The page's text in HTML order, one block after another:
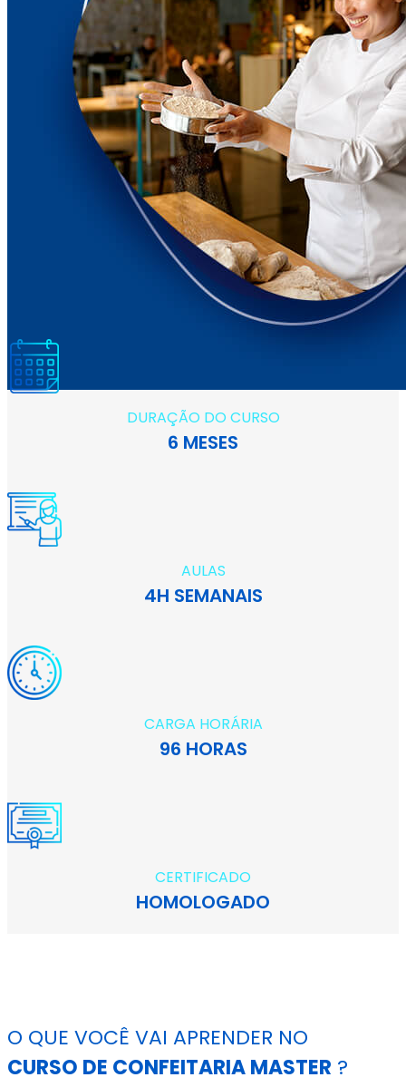
DURAÇÃO DO CURSO
6 MESES
AULAS
4H SEMANAIS
CARGA HORÁRIA
96 HORAS
CERTIFICADO
HOMOLOGADO
O QUE VOCÊ VAI APRENDER NO
CURSO DE CONFEITARIA MASTER ?